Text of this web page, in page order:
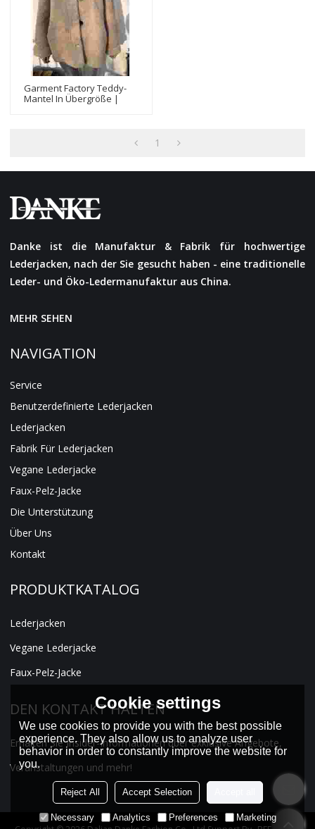
Garment Factory Teddy-
Mantel In Übergröße |
1
Danke ist die Manufaktur & Fabrik für hochwertige
Lederjacken, nach der Sie gesucht haben - eine traditionelle
Leder- und Öko-Ledermanufaktur aus China.
MEHR SEHEN
NAVIGATION
Service
Benutzerdefinierte Lederjacken
Lederjacken
Fabrik Für Lederjacken
Vegane Lederjacke
Faux-Pelz-Jacke
Die Unterstützung
Über Uns
Kontakt
PRODUKTKATALOG
Lederjacken
Vegane Lederjacke
Faux-Pelz-Jacke
DEN KONTAKT HALTEN
Erhalten Sie Insider-Informationen über exklusive Angebote,
Veranstaltungen und mehr!
Cookie settings
We use cookies to provide you with the best possible
experience. They also allow us to analyze user
behavior in order to constantly improve the website for
you.
Reject All Accept Selection
Necessary Analytics Preferences Marketing